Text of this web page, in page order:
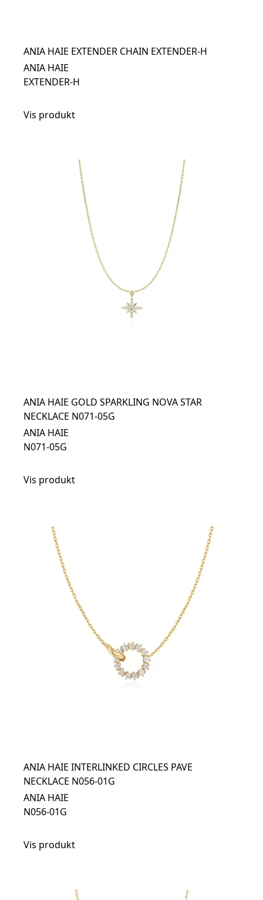
ANIA HAIE EXTENDER CHAIN EXTENDER-H
ANIA HAIE
EXTENDER-H
Vis produkt
ANIA HAIE GOLD SPARKLING NOVA STAR
NECKLACE N071-05G
ANIA HAIE
N071-05G
Vis produkt
ANIA HAIE INTERLINKED CIRCLES PAVE
NECKLACE N056-01G
ANIA HAIE
N056-01G
Vis produkt